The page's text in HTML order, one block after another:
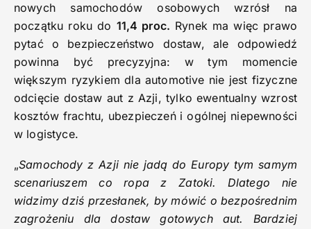
nowych samochodów osobowych wzrósł na
początku roku do 11,4 proc. Rynek ma więc prawo
pytać o bezpieczeństwo dostaw, ale odpowiedź
powinna być precyzyjna: w tym momencie
większym ryzykiem dla automotive nie jest fizyczne
odcięcie dostaw aut z Azji, tylko ewentualny wzrost
kosztów frachtu, ubezpieczeń i ogólnej niepewności
w logistyce.
„Samochody z Azji nie jadą do Europy tym samym
scenariuszem co ropa z Zatoki. Dlatego nie
widzimy dziś przesłanek, by mówić o bezpośrednim
zagrożeniu dla dostaw gotowych aut. Bardziej